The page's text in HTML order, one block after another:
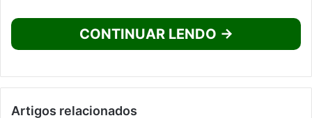
CONTINUAR LENDO →
Artigos relacionados